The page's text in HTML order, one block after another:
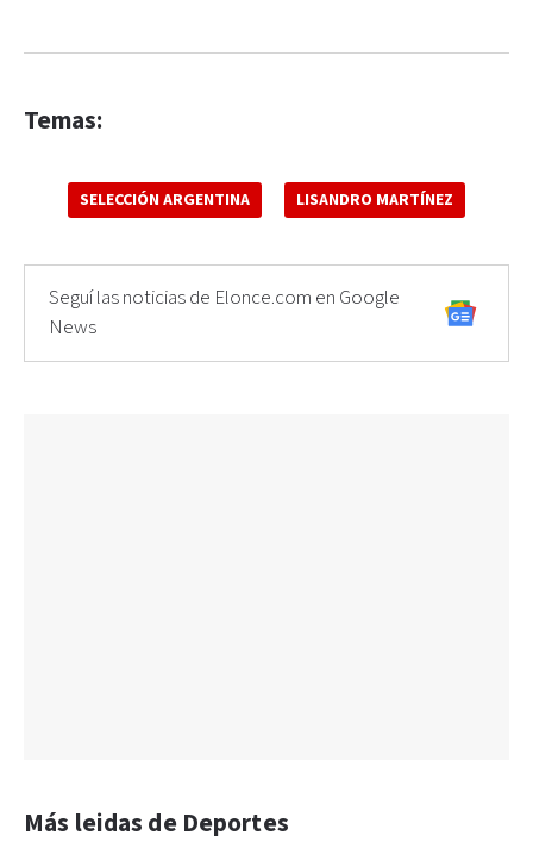
Temas:
SELECCIÓN ARGENTINA LISANDRO MARTÍNEZ
Seguí las noticias de Elonce.com en Google
News
Más leidas de Deportes